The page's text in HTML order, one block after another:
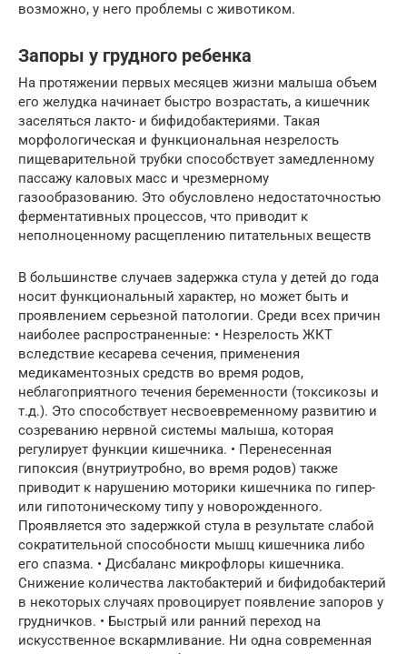
возможно, у него проблемы с животиком.
Запоры у грудного ребенка
На протяжении первых месяцев жизни малыша объем
его желудка начинает быстро возрастать, а кишечник
заселяться лакто- и бифидобактериями. Такая
морфологическая и функциональная незрелость
пищеварительной трубки способствует замедленному
пассажу каловых масс и чрезмерному
газообразованию. Это обусловлено недостаточностью
ферментативных процессов, что приводит к
неполноценному расщеплению питательных веществ
В большинстве случаев задержка стула у детей до года
носит функциональный характер, но может быть и
проявлением серьезной патологии. Среди всех причин
наиболее распространенные: • Незрелость ЖКТ
вследствие кесарева сечения, применения
медикаментозных средств во время родов,
неблагоприятного течения беременности (токсикозы и
т.д.). Это способствует несвоевременному развитию и
созреванию нервной системы малыша, которая
регулирует функции кишечника. • Перенесенная
гипоксия (внутриутробно, во время родов) также
приводит к нарушению моторики кишечника по гипер-
или гипотоническому типу у новорожденного.
Проявляется это задержкой стула в результате слабой
сократительной способности мышц кишечника либо
его спазма. • Дисбаланс микрофлоры кишечника.
Снижение количества лактобактерий и бифидобактерий
в некоторых случаях провоцирует появление запоров у
грудничков. • Быстрый или ранний переход на
искусственное вскармливание. Ни одна современная